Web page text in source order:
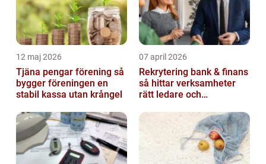
12 maj 2026
Tjäna pengar förening så
bygger föreningen en
stabil kassa utan krångel
07 april 2026
Rekrytering bank & finans
så hittar verksamheter
rätt ledare och